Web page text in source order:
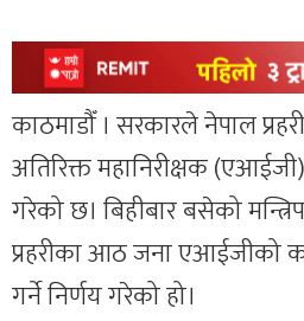
काठमाडौँ । सरकारले नेपाल
अतिरिक्त महानिरीक्षक
गरेको छ। बिहीबार बसेको
प्रहरीका आठ जना एआईजीको
गर्ने निर्णय गरेको हो।